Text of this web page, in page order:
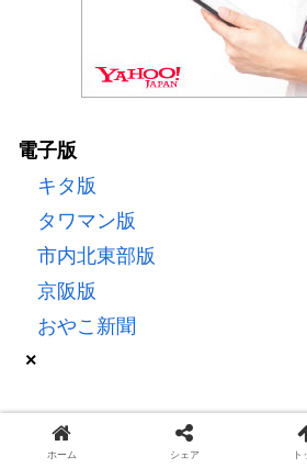
×
電子版
キタ版
タワマン版
市内北東部版
京阪版
おやこ新聞
本サイトに掲載の記事・写真など一切の
ホーム シェア ト